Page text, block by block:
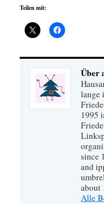
Teilen mit:
Über
lange
1995
since
and
about
Alle